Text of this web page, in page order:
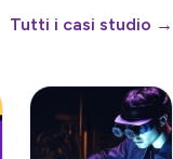
Tutti i casi studio →